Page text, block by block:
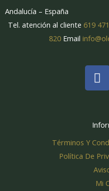
Andalucía – España
Tel. atención al cliente 619
820Email
F
a
c
b
o
k
Términos Y
Política De
Mi